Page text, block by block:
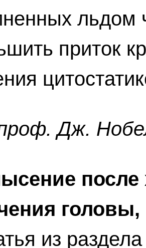
льдом
приток
Дж.
после
головы,
из